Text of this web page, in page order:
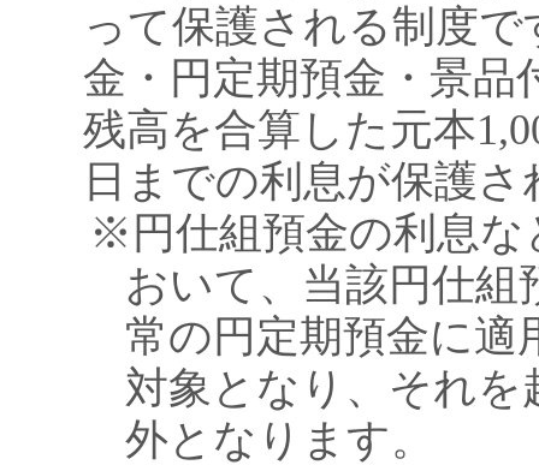
って保護される制度
金・円定期預金・景品
残高を合算した元本
日までの利息が保護さ
※円仕組預金の利息な
おいて、当該円仕
常の円定期預金に適
対象となり、それを
外となります。